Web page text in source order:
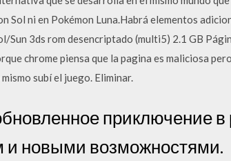
Sol ni en Pokémon Luna.Habrá elementos
Sun 3ds rom desencriptado (multi5) 2.1 GB
chrome piensa que la pagina es maliciosa
subí el juego. Eliminar.
приключение в
новыми возможностями.